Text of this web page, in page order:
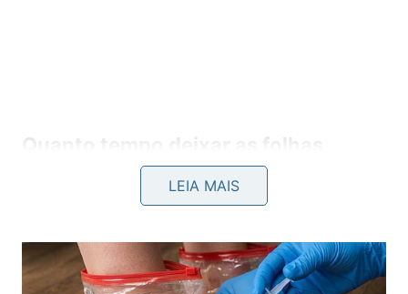
Quanto tempo deixar as folhas
dentro do forno?
forte, deixe agir por 6 horas ou durante a noite,
sempre com o forno frio, desligado e sem risco de
LEIA MAIS